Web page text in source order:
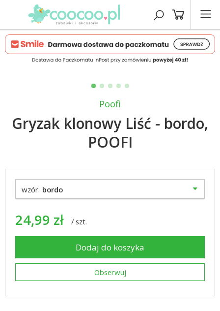
Poofi
Gryzak klonowy Liść - bordo,
POOFI
wzór: bordo
24,99 zł / szt.
Dodaj do koszyka
Obserwuj